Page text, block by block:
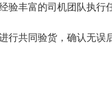
验丰富的司机团队执行
行共同验货，确认无误